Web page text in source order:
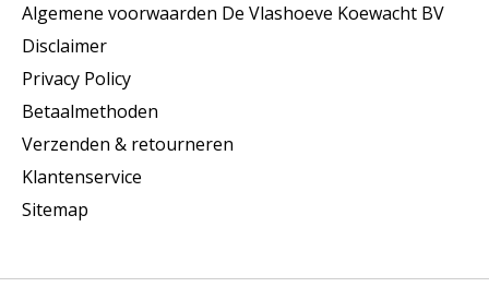
Algemene voorwaarden De Vlashoeve Koewacht BV
Disclaimer
Privacy Policy
Betaalmethoden
Verzenden & retourneren
Klantenservice
Sitemap